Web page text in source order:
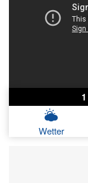
1
Wetter